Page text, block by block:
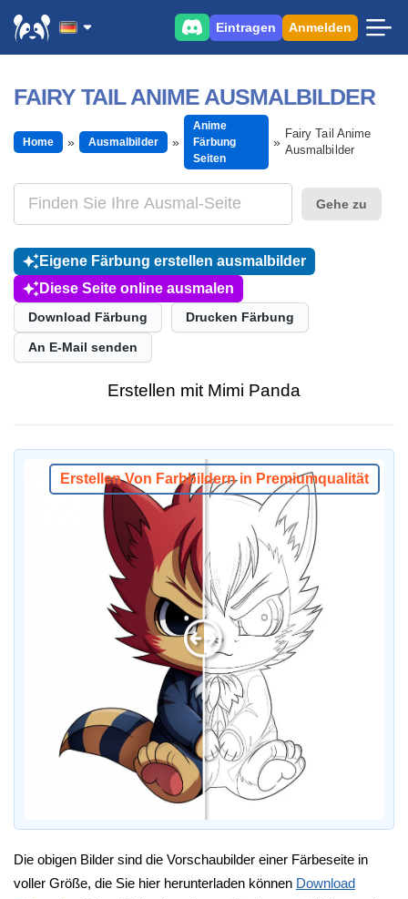
Eintragen Anmelden
FAIRY TAIL ANIME AUSMALBILDER
Home Ausmalbilder
Anime
Färbung
Seiten
Fairy Tail Anime
Ausmalbilder
Gehe zu
Eigene Färbung erstellen ausmalbilder
Diese Seite online ausmalen
Download Färbung Drucken Färbung
An E-Mail senden
Erstellen mit Mimi Panda
Erstellen Von Farbbildern in Premiumqualität
Die obigen Bilder sind die Vorschaubilder einer Färbeseite in
voller Größe, die Sie hier herunterladen können Download